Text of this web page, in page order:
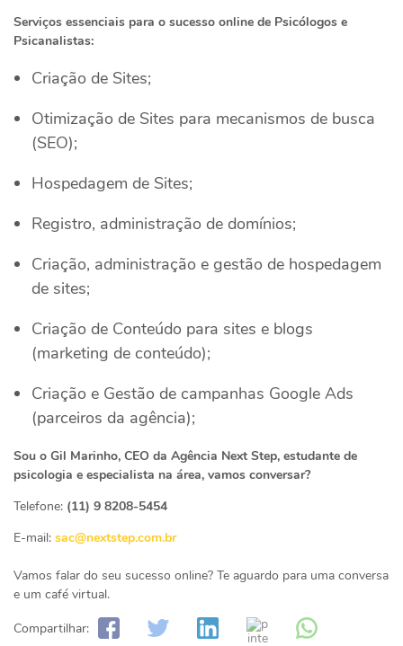
Serviços essenciais para o sucesso online de Psicólogos e
Psicanalistas:
Criação de Sites;
Otimização de Sites para mecanismos de busca
(SEO);
Hospedagem de Sites;
Registro, administração de domínios;
Criação, administração e gestão de hospedagem
de sites;
Criação de Conteúdo para sites e blogs
(marketing de conteúdo);
Criação e Gestão de campanhas Google Ads
(parceiros da agência);
Sou o Gil Marinho, CEO da Agência Next Step, estudante de
psicologia e especialista na área, vamos conversar?
Telefone: (11) 9 8208-5454
E-mail: sac@nextstep.com.br
Vamos falar do seu sucesso online? Te aguardo para uma conversa
e um café virtual.
Compartilhar: